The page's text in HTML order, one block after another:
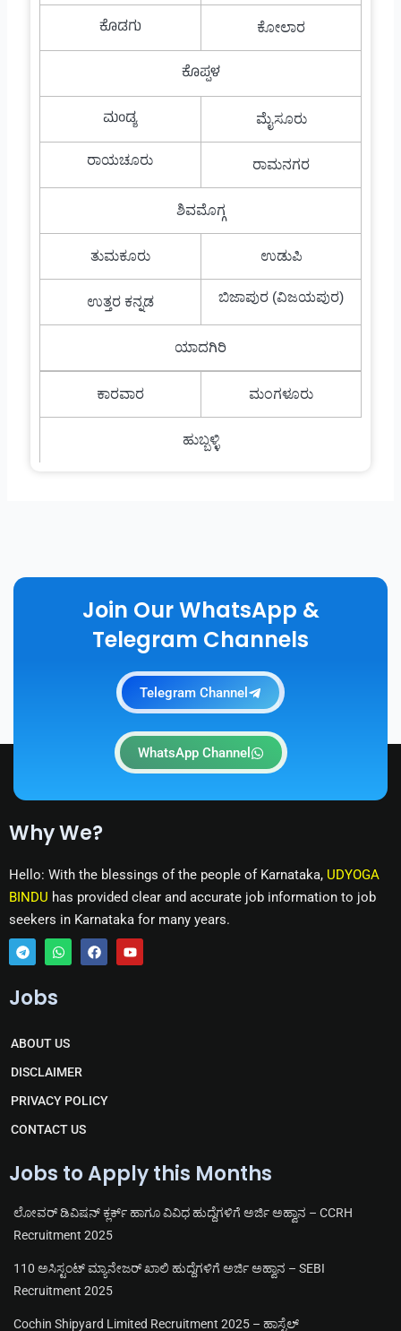
ಕೊಡಗು ಕೋಲಾರ
ಕೊಪ್ಪಳ
ಮಂಡ್ಯ
ಮೈಸೂರು
ರಾಯಚೂರು ರಾಮನಗರ
ಶಿವಮೊಗ್ಗ
ತುಮಕೂರು ಉಡುಪಿ
ಉತ್ತರ ಕನ್ನಡ ಬಿಜಾಪುರ (ವಿಜಯಪುರ)
ಯಾದಗಿರಿ
ಕಾರವಾರ ಮಂಗಳೂರು
ಹುಬ್ಬಳ್ಳಿ
Join Our WhatsApp &
Telegram Channels
Telegram Channel
WhatsApp Channel
Why We?
Hello: With the blessings of the people of Karnataka, UDYOGA
BINDU has provided clear and accurate job information to job
seekers in Karnataka for many years.
T
l
r
a
m
W
a
a
p
p
F Y
Jobs
ABOUT US
DISCLAIMER
PRIVACY POLICY
CONTACT US
Jobs to Apply this Months
ಲೋವರ್ ಡಿವಿಷನ್ ಕ್ಲರ್ಕ್ ಹಾಗೂ ವಿವಿಧ ಹುದ್ದೆಗಳಿಗೆ ಅರ್ಜಿ ಅಹ್ವಾನ – CCRH
Recruitment 2025
110 ಅಸಿಸ್ಟಂಟ್ ಮ್ಯಾನೇಜರ್ ಖಾಲಿ ಹುದ್ದೆಗಳಿಗೆ ಅರ್ಜಿ ಅಹ್ವಾನ – SEBI
Recruitment 2025
Cochin Shipyard Limited Recruitment 2025 – ಹಾಸ್ಟೆಲ್